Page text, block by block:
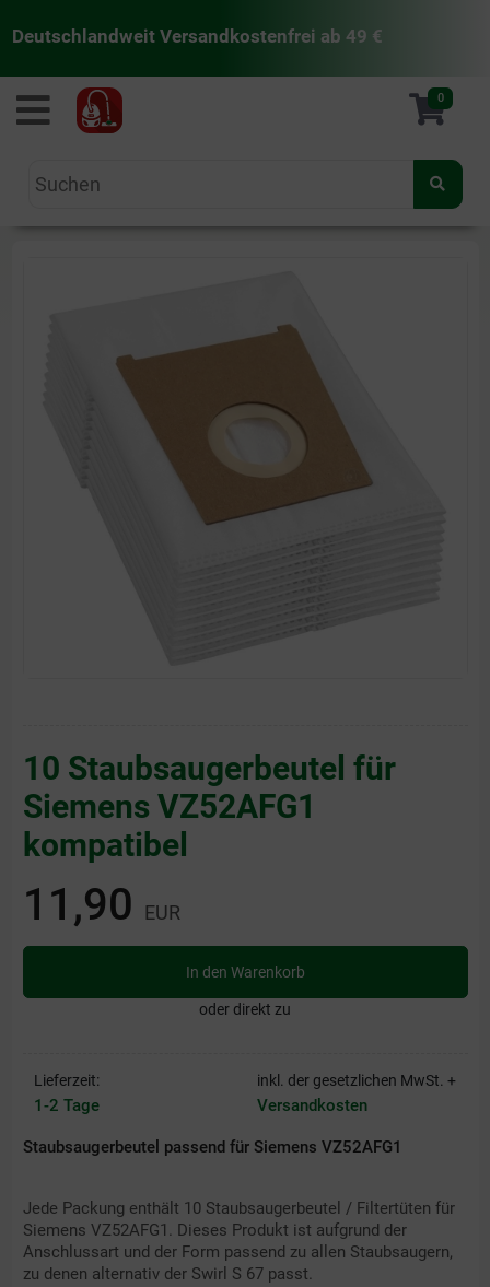
Deutschlandweit Versandkostenfrei ab 49 €
staubsaugermanufaktur 0
10 Staubsaugerbeutel für
Siemens VZ52AFG1
kompatibel
11,90 EUR
In den Warenkorb
oder direkt zu
Lieferzeit:
1-2 Tage
inkl. der gesetzlichen MwSt. +
Versandkosten
Staubsaugerbeutel passend für Siemens VZ52AFG1
Jede Packung enthält 10 Staubsaugerbeutel / Filtertüten für
Siemens VZ52AFG1. Dieses Produkt ist aufgrund der
Anschlussart und der Form passend zu allen Staubsaugern,
zu denen alternativ der Swirl S 67 passt.